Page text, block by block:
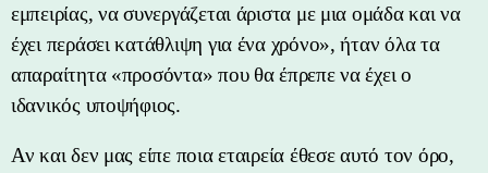
εμπειρίας, να συνεργάζεται άριστα με μια ομάδα και να
έχει περάσει κατάθλιψη για ένα χρόνο», ήταν όλα τα
απαραίτητα «προσόντα» που θα έπρεπε να έχει ο
ιδανικός υποψήφιος.
Αν και δεν μας είπε ποια εταιρεία έθεσε αυτό τον όρο,